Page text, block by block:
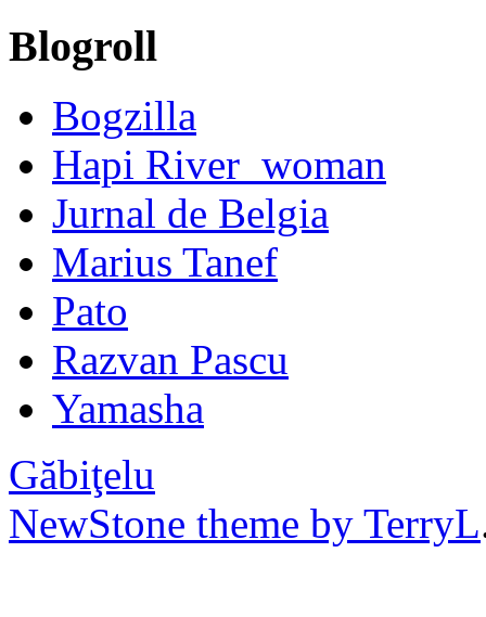
Blogroll
Bogzilla
Hapi River_woman
Jurnal de Belgia
Marius Tanef
Pato
Razvan Pascu
Yamasha
Găbiţelu
NewStone theme by TerryL